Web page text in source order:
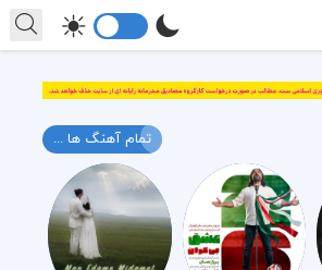
تمام آهنگ ها ...